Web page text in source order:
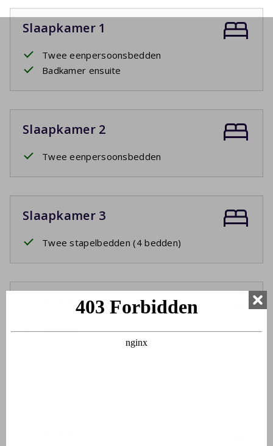
Slaapkamer 1
Twee eenpersoonsbedden
Badkamer ensuite
Slaapkamer 2
Twee eenpersoonsbedden
Slaapkamer 3
Twee stapelbedden (4 bedden)
Badkamer 1
Wastafel